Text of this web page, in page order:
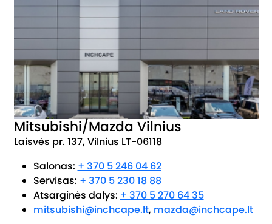
Mitsubishi/Mazda Vilnius
Laisvės pr. 137, Vilnius LT-06118
Salonas: + 370 5 246 04 62
Servisas: + 370 5 230 18 88
Atsarginės dalys: + 370 5 270 64 35
mitsubishi@inchcape.lt, mazda@inchcape.lt